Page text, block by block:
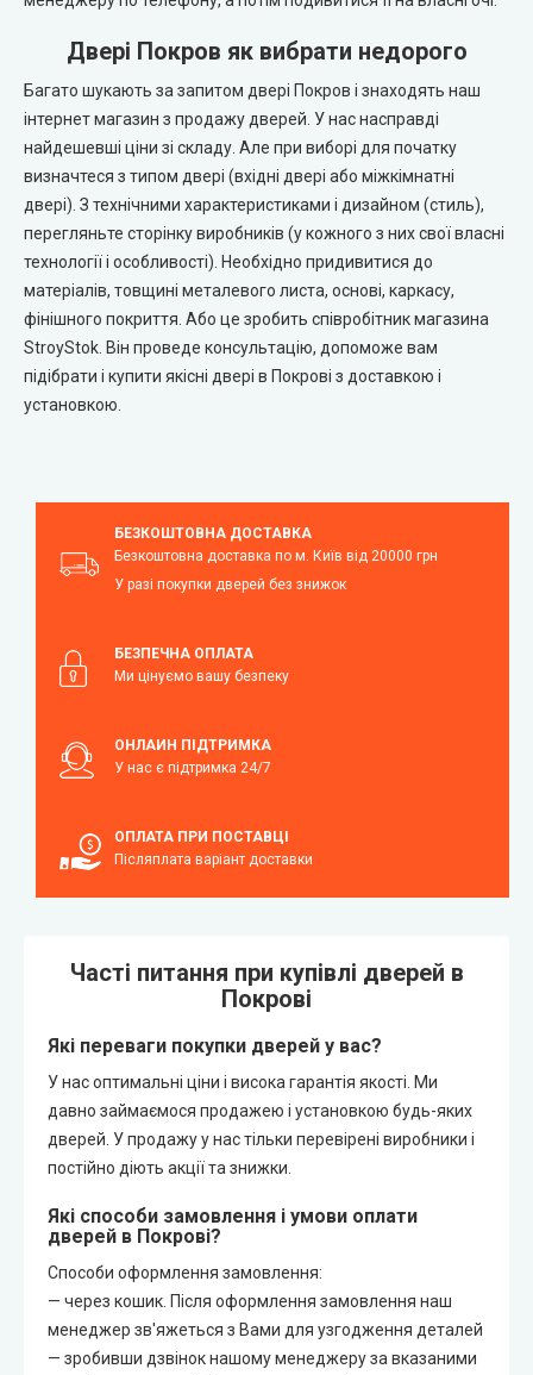
Двері Покров як вибрати недорого
Багато шукають за запитом двері Покров і знаходять наш
інтернет магазин з продажу дверей. У нас насправді
найдешевші ціни зі складу. Але при виборі для початку
визначтеся з типом двері (вхідні двері або міжкімнатні
двері). З технічними характеристиками і дизайном (стиль),
перегляньте сторінку виробників (у кожного з них свої власні
технології і особливості). Необхідно придивитися до
матеріалів, товщині металевого листа, основі, каркасу,
фінішного покриття. Або це зробить співробітник магазина
StroyStok. Він проведе консультацію, допоможе вам
підібрати і купити якісні двері в Покрові з доставкою і
установкою.
БЕЗКОШТОВНА ДОСТАВКА
Безкоштовна доставка по м. Київ від 20000 грн
У разі покупки дверей без знижок
БЕЗПЕЧНА ОПЛАТА
Ми цінуємо вашу безпеку
ОНЛАЙН ПІДТРИМКА
У нас є підтримка 24/7
ОПЛАТА ПРИ ПОСТАВЦІ
Післяплата варіант доставки
Часті питання при купівлі дверей в
Покрові
Які переваги покупки дверей у вас?
У нас оптимальні ціни і висока гарантія якості. Ми
давно займаємося продажею і установкою будь-яких
дверей. У продажу у нас тільки перевірені виробники і
постійно діють акції та знижки.
Які способи замовлення і умови оплати
дверей в Покрові?
Способи оформлення замовлення:
— через кошик. Після оформлення замовлення наш
менеджер зв'яжеться з Вами для узгодження деталей
— зробивши дзвінок нашому менеджеру за вказаними